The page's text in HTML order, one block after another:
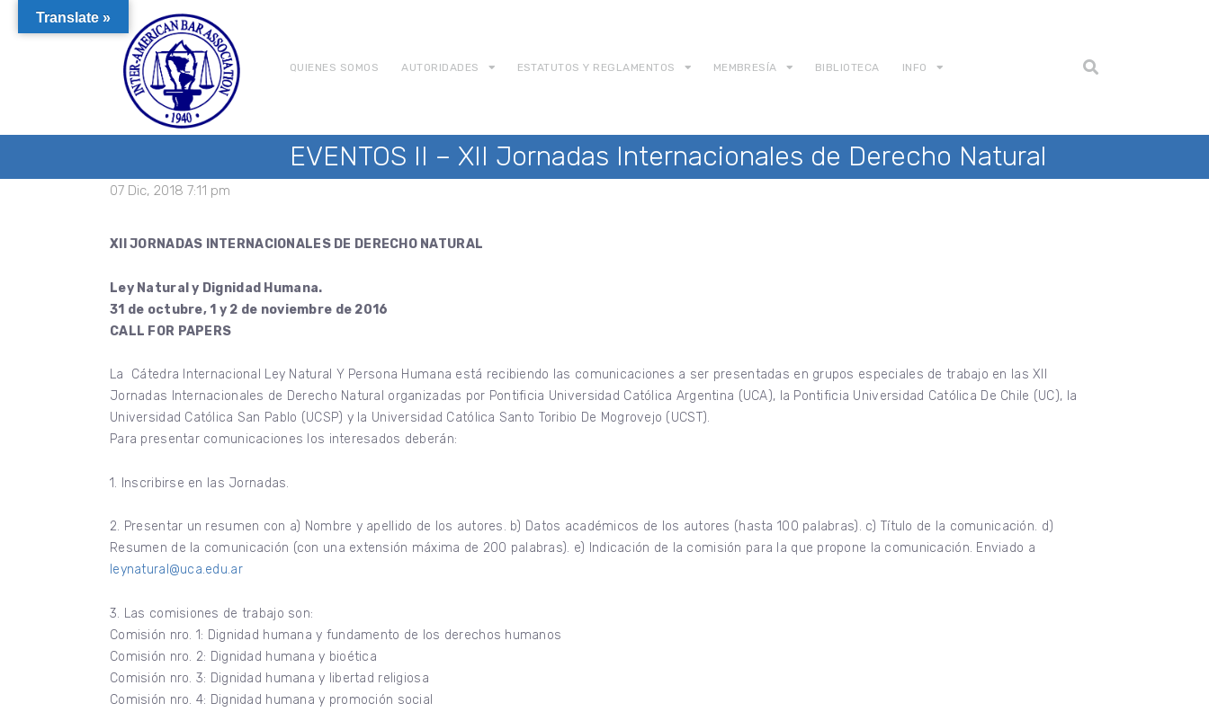
QUIENES SOMOS AUTORIDADES ESTATUTOS Y REGLAMENTOS MEMBRESÍA BIBLIOTECA INFO
EVENTOS II – XII Jornadas Internacionales de Derecho Natural
07 Dic, 2018 7:11 pm
XII JORNADAS INTERNACIONALES DE DERECHO NATURAL
Ley Natural y Dignidad Humana.
31 de octubre, 1 y 2 de noviembre de 2016
CALL FOR PAPERS
La Cátedra Internacional Ley Natural Y Persona Humana está recibiendo las comunicaciones a ser presentadas en grupos especiales de trabajo en las XII
Jornadas Internacionales de Derecho Natural organizadas por Pontificia Universidad Católica Argentina (UCA), la Pontificia Universidad Católica De Chile (UC), la
Universidad Católica San Pablo (UCSP) y la Universidad Católica Santo Toribio De Mogrovejo (UCST).
Para presentar comunicaciones los interesados deberán:
1. Inscribirse en las Jornadas.
2. Presentar un resumen con a) Nombre y apellido de los autores. b) Datos académicos de los autores (hasta 100 palabras). c) Título de la comunicación. d)
Resumen de la comunicación (con una extensión máxima de 200 palabras). e) Indicación de la comisión para la que propone la comunicación. Enviado a
leynatural@uca.edu.ar
3. Las comisiones de trabajo son:
Comisión nro. 1: Dignidad humana y fundamento de los derechos humanos
Comisión nro. 2: Dignidad humana y bioética
Comisión nro. 3: Dignidad humana y libertad religiosa
Comisión nro. 4: Dignidad humana y promoción social
Translate »